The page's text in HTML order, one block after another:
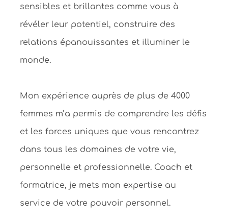
sensibles et brillantes comme vous à
révéler leur potentiel, construire des
relations épanouissantes et illuminer le
monde.
Mon expérience auprès de plus de 4000
femmes m’a permis de comprendre les défis
et les forces uniques que vous rencontrez
dans tous les domaines de votre vie,
personnelle et professionnelle. Coach et
formatrice, je mets mon expertise au
service de votre pouvoir personnel.